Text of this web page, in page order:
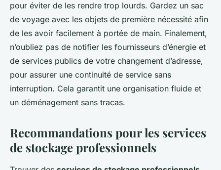
pour éviter de les rendre trop lourds. Gardez un sac
de voyage avec les objets de première nécessité afin
de les avoir facilement à portée de main. Finalement,
n’oubliez pas de notifier les fournisseurs d’énergie et
de services publics de votre changement d’adresse,
pour assurer une continuité de service sans
interruption. Cela garantit une organisation fluide et
un déménagement sans tracas.
Recommandations pour les services
de stockage professionnels